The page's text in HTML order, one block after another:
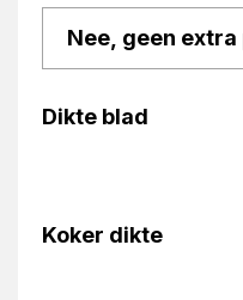
Dikte blad
Koker dikte